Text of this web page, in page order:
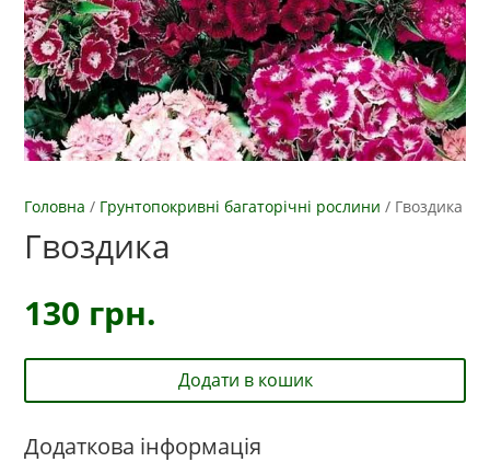
Головна / Грунтопокривні багаторічні рослини / Гвоздика
Гвоздика
130 грн.
Додати в кошик
Додаткова інформація